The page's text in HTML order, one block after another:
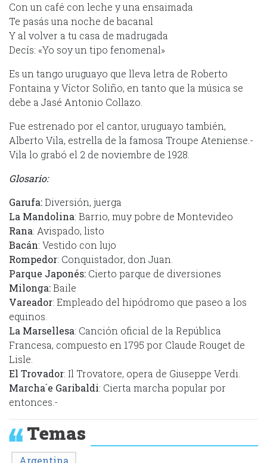
Con un café con leche y una ensaimada
Te pasás una noche de bacanal
Y al volver a tu casa de madrugada
Decís: «Yo soy un tipo fenomenal»
Es un tango uruguayo que lleva letra de Roberto
Fontaina y Víctor Soliño, en tanto que la música se
debe a Jasé Antonio Collazo.
Fue estrenado por el cantor, uruguayo también,
Alberto Vila, estrella de la famosa Troupe Ateniense.-
Vila lo grabó el 2 de noviembre de 1928.
Glosario:
Garufa:Diversión, juerga
La Mandolina: Barrio, muy pobre de Montevideo
Rana: Avispado, listo
Bacán: Vestido con lujo
Rompedor: Conquistador, don Juan.
Parque Japonés: Cierto parque de diversiones
Milonga:Baile
Vareador: Empleado del hipódromo que paseo a los
equinos.
La Marsellesa: Canción oficial de la República
Francesa, compuesto en 1795 por Claude Rouget de
Lisle.
El Trovador: Il Trovatore, opera de Giuseppe Verdi.
Marcha´e Garibaldi: Cierta marcha popular por
entonces.-
Temas
Argentina